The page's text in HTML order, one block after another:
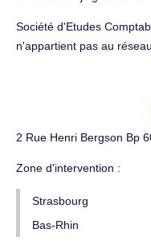
Société d'Etudes
n'appartient pas au
2 Rue Henri Bergson Bp
Zone d'intervention :
Strasbourg
Bas-Rhin